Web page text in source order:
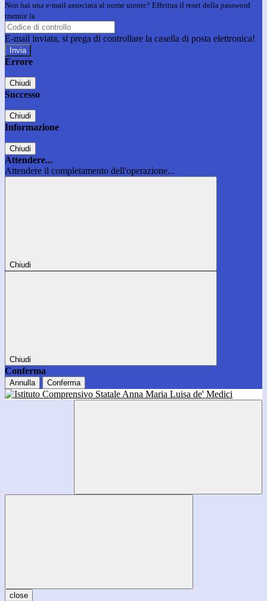
Non hai una e-mail associata al nome utente? Effettua il reset della password
tramite la
E-mail inviata, si prega di controllare la casella di posta elettronica!
Errore
Chiudi
Successo
Chiudi
Informazione
Chiudi
Attendere...
Attendere il completamento dell'operazione...
Chiudi
Chiudi
Conferma
Annulla Conferma
close